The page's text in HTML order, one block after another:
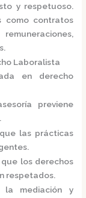
y respetuoso.
como contratos
Laboralista
en derecho
previene
las prácticas
los derechos
respetados.
la mediación y